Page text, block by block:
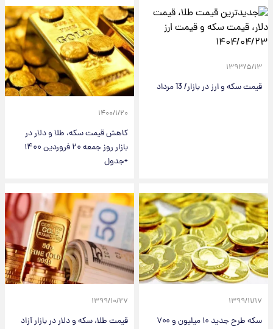
۱۳۹۳/۵/۱۳
قیمت سکه و ارز در بازار/ 13 مرداد
۱۴۰۰/۱/۲۰
کاهش قیمت سکه، طلا و دلار در
بازار روز جمعه ۲۰ فروردین ۱۴۰۰
+جدول
۱۳۹۹/۱۱/۱۷
سکه طرح جدید ۱۰ میلیون و ۷۰۰
۱۳۹۹/۱۰/۲۷
قیمت طلا، سکه و دلار در بازار آزاد